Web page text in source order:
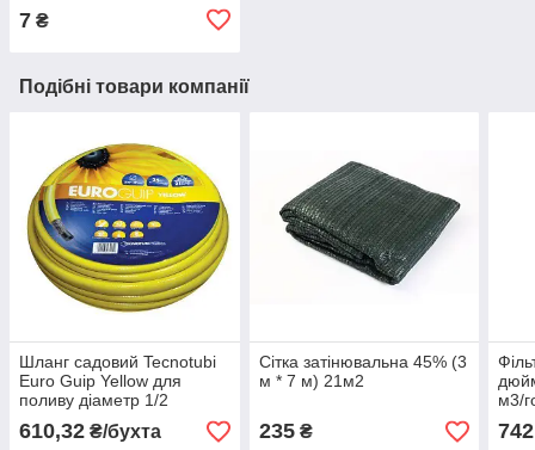
7 ₴
Подібні товари компанії
Шланг садовий Tecnotubi
Euro Guip Yellow для
поливу діаметр 1/2
дюйма, довжина 25 м
(EGY 1/2 25)
610,32 ₴/бухта
Сітка затінювальна 45% (3
м * 7 м) 21м2
235₴
м3/